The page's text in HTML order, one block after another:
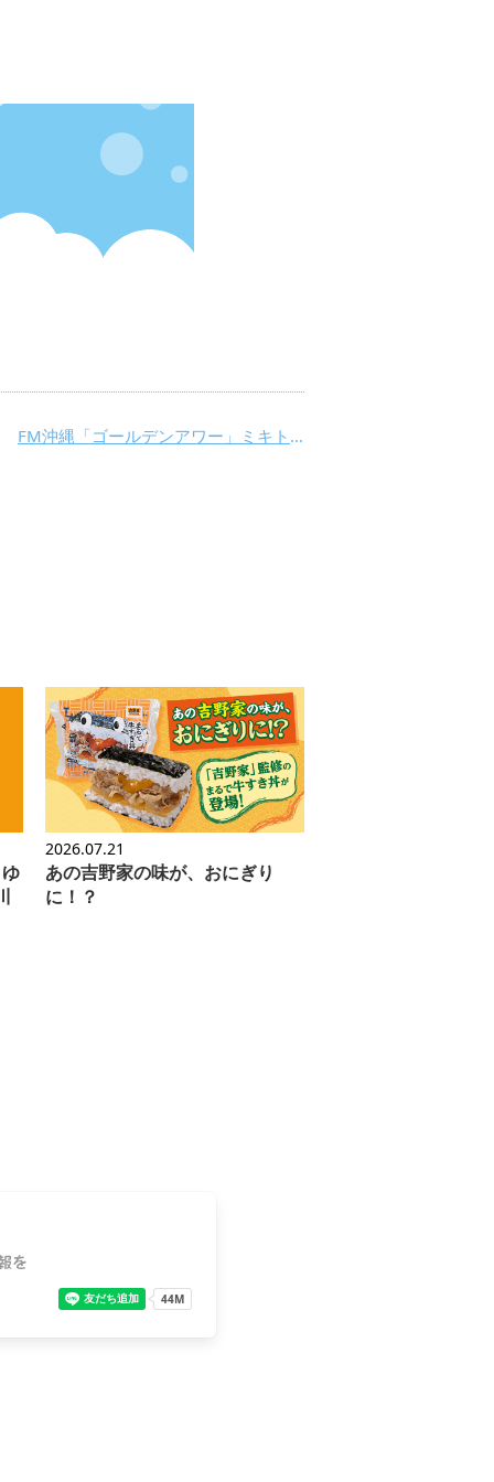
FM沖縄「ゴールデンアワー」ミキトニーコラム＆ローソン川柳をご紹介♪【2017年5月】
2026.07.21
あの吉野家の味が、おにぎり
に！？